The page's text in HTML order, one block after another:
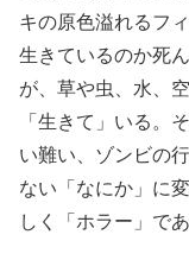
キの原色溢れるフ
生きているのか死
が、草や虫、水、
「生きて」いる。
い難い、ゾンビの
ない「なにか」に
しく「ホラー」で